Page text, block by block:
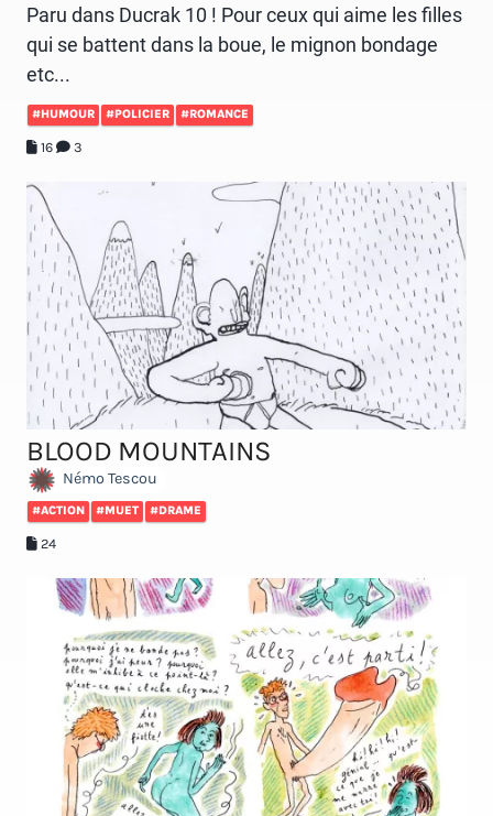
Paru dans Ducrak 10 ! Pour ceux qui aime les filles
qui se battent dans la boue, le mignon bondage
etc...
#HUMOUR #POLICIER #ROMANCE
16 3
BLOOD MOUNTAINS
Némo Tescou
#ACTION #MUET #DRAME
24